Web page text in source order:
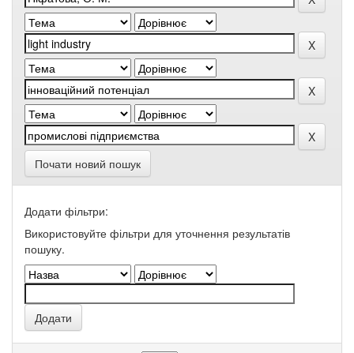
Почати новий пошук
Додати фільтри:
Використовуйте фільтри для уточнення результатів
пошуку.